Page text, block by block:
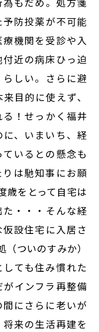
防投薬が不可能
機関を受診や入
近の病床ひっ迫
しい。さらに避
目的に使えず、
！せっかく福井
、いまいち、経
いるとの懸念も
は馳知事にお願
歳をとって自宅は
・・・そんな経
設住宅に入居さ
ついのすみか）
ても住み慣れた
インフラ再整備
にさらに老いが
来の生活再建を